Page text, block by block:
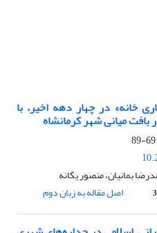
خانه» در چهار دهه اخیر، با
بافت میانی شهر کرمانشاه
69-89
بمانیان، منصور یگانه
اصل مقاله به زبان دوم